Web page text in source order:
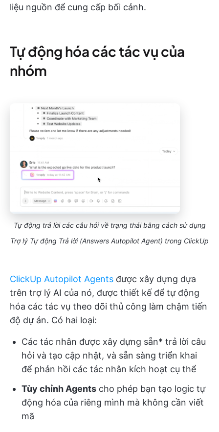
liệu nguồn để cung cấp bối cảnh.
Tự động hóa các tác vụ của
nhóm
Tự động trả lời các câu hỏi về trạng thái bằng cách sử dụng
Trợ lý Tự động Trả lời (Answers Autopilot Agent) trong ClickUp
ClickUp Autopilot Agents được xây dựng dựa
trên trợ lý AI của nó, được thiết kế để tự động
hóa các tác vụ theo dõi thủ công làm chậm tiến
độ dự án. Có hai loại:
Các tác nhân được xây dựng sẵn* trả lời câu
hỏi và tạo cập nhật, và sẵn sàng triển khai
để phản hồi các tác nhân kích hoạt cụ thể
Tùy chỉnh Agents cho phép bạn tạo logic tự
động hóa của riêng mình mà không cần viết
mã